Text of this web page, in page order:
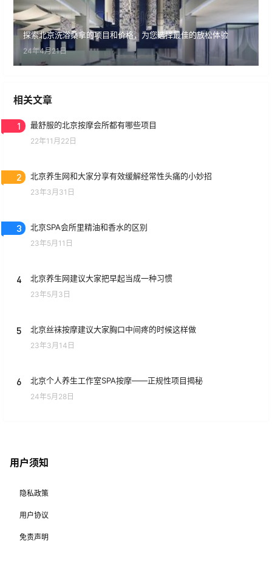
探索北京洗浴桑拿的项目和价格，为您选择最佳的放松体验
24年4月21日
相关文章
1 最舒服的北京按摩会所都有哪些项目
22年11月22日
2 北京养生网和大家分享有效缓解经常性头痛的小妙招
23年3月31日
3 北京SPA会所里精油和香水的区别
23年5月11日
4 北京养生网建议大家把早起当成一种习惯
23年5月3日
5 北京丝袜按摩建议大家胸口中间疼的时候这样做
23年3月14日
6 北京个人养生工作室SPA按摩——正规性项目揭秘
24年5月28日
用户须知
隐私政策
用户协议
免责声明